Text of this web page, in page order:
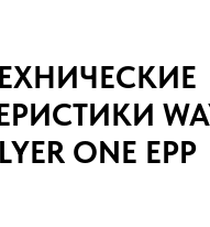
ONE EPP